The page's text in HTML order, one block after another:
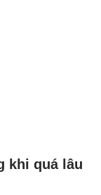
khi quá lâu